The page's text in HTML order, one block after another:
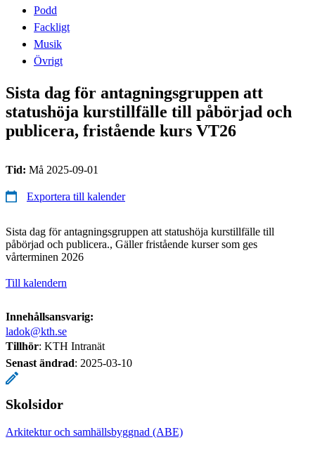
Podd
Fackligt
Musik
Övrigt
Sista dag för antagningsgruppen att
statushöja kurstillfälle till påbörjad och
publicera, fristående kurs VT26
Tid: Må 2025-09-01
Exportera till kalender
Sista dag för antagningsgruppen att statushöja kurstillfälle till
påbörjad och publicera., Gäller fristående kurser som ges
vårterminen 2026
Till kalendern
Innehållsansvarig:
ladok@kth.se
Tillhör: KTH Intranät
Senast ändrad: 2025-03-10
Skolsidor
Arkitektur och samhällsbyggnad (ABE)